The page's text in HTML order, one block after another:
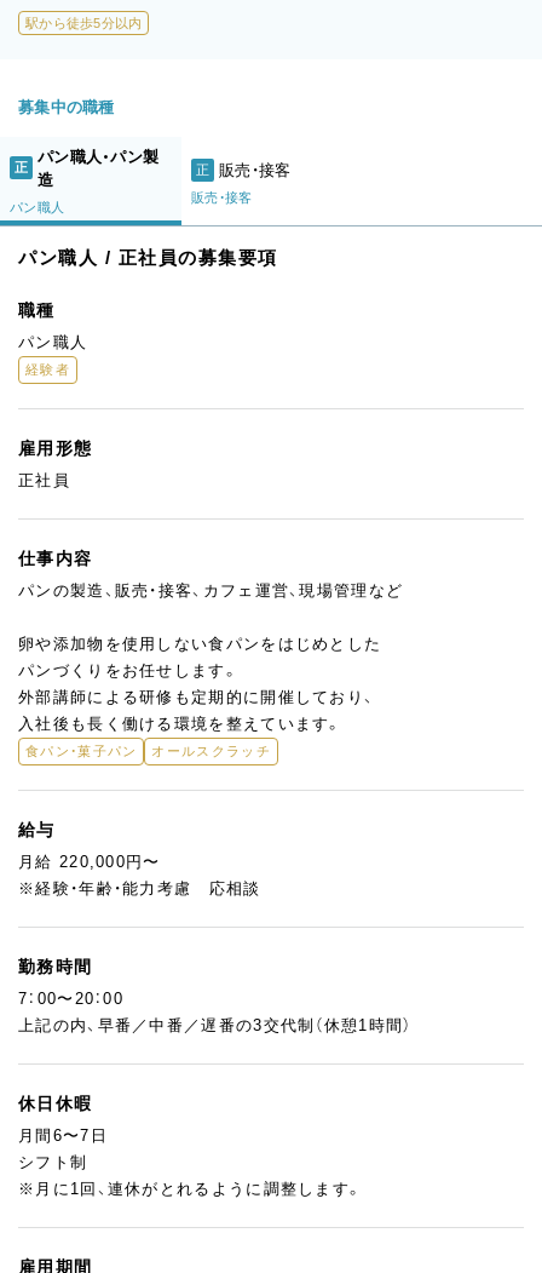
駅から徒歩5分以内
募集中の職種
正
パン職人・パン製
造
パン職人
正 販売・接客
販売・接客
パン職人 / 正社員の募集要項
職種
パン職人
経験者
雇用形態
正社員
仕事内容
パンの製造、販売・接客、カフェ運営、現場管理など
卵や添加物を使用しない食パンをはじめとした
パンづくりをお任せします。
外部講師による研修も定期的に開催しており、
入社後も長く働ける環境を整えています。
食パン・菓子パン オールスクラッチ
給与
月給 220,000円〜
※経験・年齢・能力考慮 応相談
勤務時間
7：00〜20：00
上記の内、早番／中番／遅番の3交代制（休憩1時間）
休日休暇
月間6〜7日
シフト制
※月に1回、連休がとれるように調整します。
雇用期間